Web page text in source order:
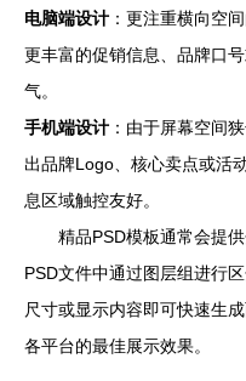
电脑端设计 ：更注重横向空
更丰富的促销信息、品牌口
气。
手机端设计 ：由于屏幕空间
出品牌Logo、核心卖点或活
息区域触控友好。
精品PSD模板通常会提
PSD文件中通过图层组进行
尺寸或显示内容即可快速生
各平台的最佳展示效果。